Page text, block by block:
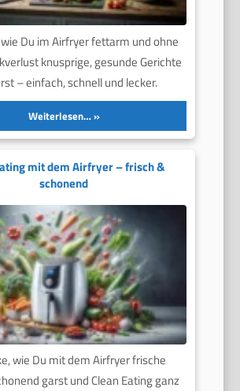
Du im Airfryer fettarm und ohne
knusprige, gesunde Gerichte
– einfach, schnell und lecker.
Weiterlesen…
mit dem Airfryer – frisch &
schonend
wie Du mit dem Airfryer frische
garst und Clean Eating ganz